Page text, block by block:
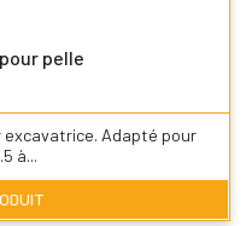
pelle
Adapté pour
à...